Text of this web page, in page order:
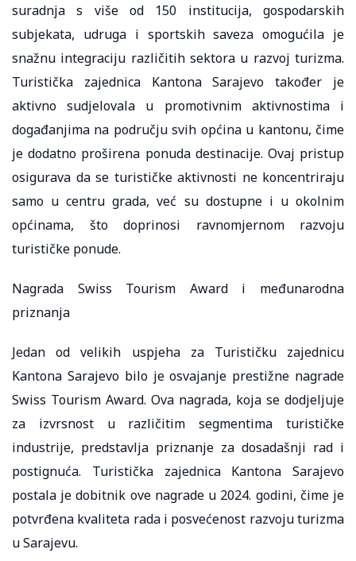
suradnja s više od 150 institucija, gospodarskih
subjekata, udruga i sportskih saveza omogućila je
snažnu integraciju različitih sektora u razvoj turizma.
Turistička zajednica Kantona Sarajevo također je
aktivno sudjelovala u promotivnim aktivnostima i
događanjima na području svih općina u kantonu, čime
je dodatno proširena ponuda destinacije. Ovaj pristup
osigurava da se turističke aktivnosti ne koncentriraju
samo u centru grada, već su dostupne i u okolnim
općinama, što doprinosi ravnomjernom razvoju
turističke ponude.
Nagrada Swiss Tourism Award i međunarodna
priznanja
Jedan od velikih uspjeha za Turističku zajednicu
Kantona Sarajevo bilo je osvajanje prestižne nagrade
Swiss Tourism Award. Ova nagrada, koja se dodjeljuje
za izvrsnost u različitim segmentima turističke
industrije, predstavlja priznanje za dosadašnji rad i
postignuća. Turistička zajednica Kantona Sarajevo
postala je dobitnik ove nagrade u 2024. godini, čime je
potvrđena kvaliteta rada i posvećenost razvoju turizma
u Sarajevu.